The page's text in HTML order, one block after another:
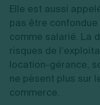
Elle est aussi
pas être confondue
comme salarié. La
risques de
location-gérance,
ne pèsent plus sur
commerce.